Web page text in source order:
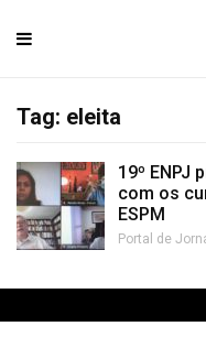
Tag: eleita
19º ENPJ
com os
ESPM
Portal de